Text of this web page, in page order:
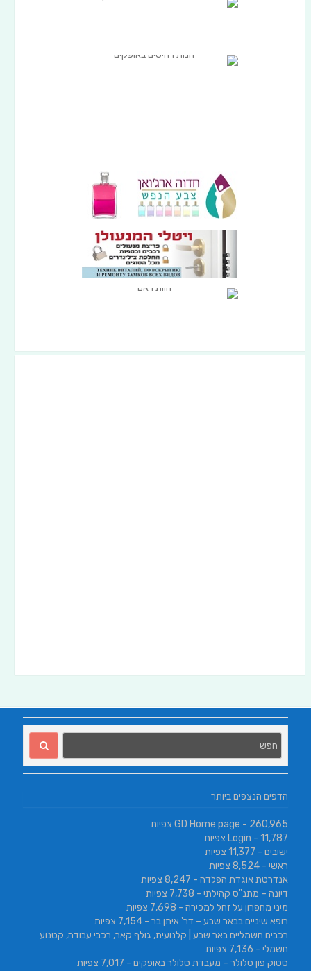
הדפים הנצפים ביותר
GD Home page - 260,965 צפיות
Login - 11,787 צפיות
ישובים - 11,377 צפיות
ראשי - 8,524 צפיות
אנדרטת אוגדת הפלדה - 8,247 צפיות
דיונה – מתנ"ס קהילתי - 7,738 צפיות
מיני מחפרון על זחל למכירה - 7,698 צפיות
רופא שיניים בבאר שבע – דר' איתן בר - 7,154 צפיות
רכבים חשמליים באר שבע | קלנועית, גולף קאר, רכבי עבודה, קטנוע
חשמלי - 7,136 צפיות
סטוק פון סלולר – מעבדת סלולר באופקים - 7,017 צפיות